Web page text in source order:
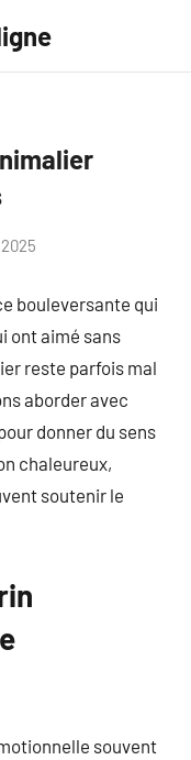
bouleversante qui
ont aimé sans
reste parfois mal
aborder avec
donner du sens
chaleureux,
soutenir le
souvent